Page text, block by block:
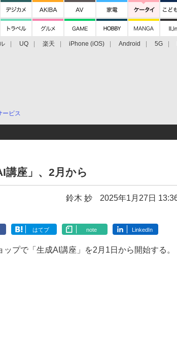
UQ 楽天 iPhone (iOS) Android 5G
ービス
講座」、2月から
鈴木 妙 2025年1月27日
はてブ note LinkedIn
プで「生成AI講座」を2月1日から開始する。